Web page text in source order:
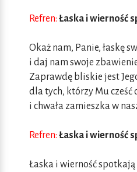
Refren: Łaska i wierność
Okaż nam, Panie, łaskę
i daj nam swoje
Zaprawdę bliskie jest
dla tych, którzy Mu cześć
i chwała zamieszka w
Refren: Łaska i wierność
Łaska i wierność spotkają